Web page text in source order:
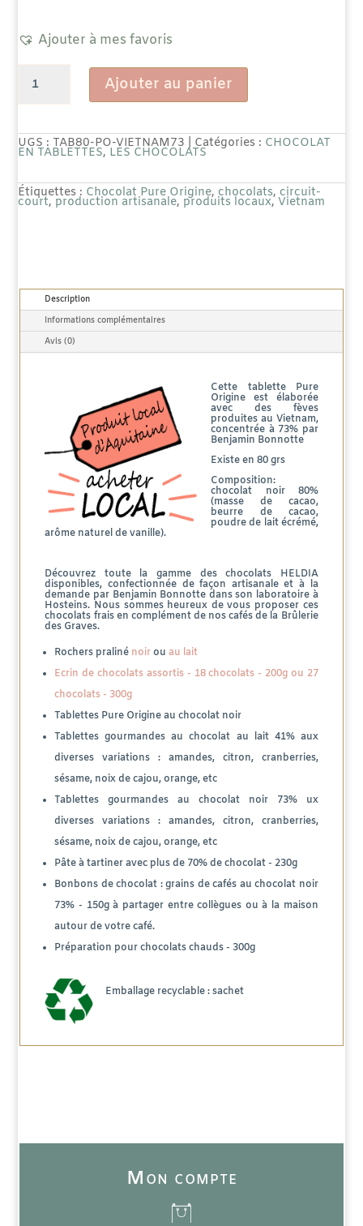
Ajouter à mes favoris
quantité
de
Tablette
Origine
-
80g
Ajouter au panier
UGS : TAB80-PO-VIETNAM73 Catégories : CHOCOLAT
EN TABLETTES, LES CHOCOLATS
Étiquettes : Chocolat Pure Origine,chocolats, circuit-
court, production artisanale, produits locaux,Vietnam
Description
Informations complémentaires
Avis (0)
Cette tablette Pure
Origine est élaborée
avec des fèves
produites au Vietnam,
concentrée à 73% par
Benjamin Bonnotte
Existe en 80 grs
Composition:
chocolat noir 80%
(masse de cacao,
beurre de cacao,
poudre de lait écrémé,
arôme naturel de vanille).
Découvrez toute la gamme des chocolats HELDIA
disponibles, confectionnée de façon artisanale et à la
demande par Benjamin Bonnotte dans son laboratoire à
Hosteins. Nous sommes heureux de vous proposer ces
chocolats frais en complément de nos cafés de la Brûlerie
des Graves.
Rochers praliné noirouau lait
Ecrin de chocolats assortis - 18 chocolats - 200g ou 27
chocolats - 300g
Tablettes Pure Origine au chocolat noir
Tablettes gourmandes au chocolat au lait 41% aux
diverses variations : amandes, citron, cranberries,
sésame, noix de cajou, orange, etc
Tablettes gourmandes au chocolat noir 73% ux
diverses variations : amandes, citron, cranberries,
sésame, noix de cajou, orange, etc
Pâte à tartiner avec plus de 70% de chocolat - 230g
Bonbons de chocolat : grains de cafés au chocolat noir
73% - 150g à partager entre collègues ou à la maison
autour de votre café.
Préparation pour chocolats chauds - 300g
Emballage recyclable : sachet
Mon compte